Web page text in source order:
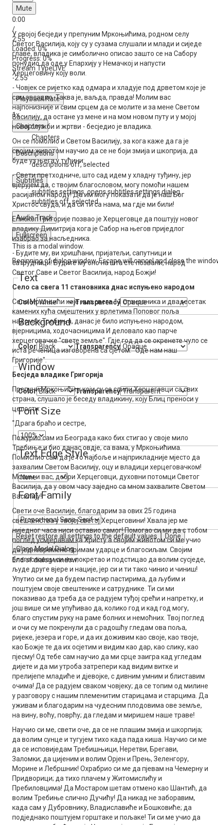
Mute
0:00
/
2:55
Loaded: 0%
Progress: 0%
Stream TypeLIVE
-2:55
Playback Rate
1x
Chapters
Chapters
Descriptions
descriptions off, selected
Subtitles
subtitles settings, opens subtitles settings dialog
subtitles off, selected
Audio Track
Fullscreen
This is a modal window.
Beginning of dialog window. Escape will cancel and close the
Text
Color Transparency
Background
Color Transparency
Window
Color Transparency
Font Size
Text Edge Style
Font Family
Resetrestore all settings to the default values
Done
Close Modal Dialog
End of dialog window.
У својој бесједи у препуним Мркоњићима, родном селу
Светог Василија, коју су у сузама слушали и млади и сиједе
главе, владика је симболично описао зашто се на Сабору
понудио да оде у Епархију у Немачкој и напусти
Херцеговину коју воли.
- Човјек се ријетко кад одмара и хладује под дрветом које је
сам засадио. Таква је, ваљда, правда! Молим вас
најпонизније и свим срцем да се молите и за мене Светом
Василију, да остане уз мене и на мом новом путу и у мојој
новој служби и жртви - бесједио је владика.
Он се помолио и Светом Василију, за кога каже да га је
својим животом научио да се не боји змија и шкоприја, да
буде уз њега у туђини:
- Свети претходниче, што сад идем у хладну туђину, јер
вјерујем да, с твојим благословом, могу помоћи нашем
расијаном народу! Да им могу показати да је наш Бог
Христос свуда, и да си ти са нама, ма гдје ми били!
Епископ Григорије позвао је Херцеговце да поштују новог
владику Димитрија кога је Сабор на његов приједлог
изабрао за насљедника.
- Будите му, ви хришћани, пријатељи, сапутници и
сатрудници! Будите му оно на шта сте позвани, народ
Светог Саве и Светог Василија, народ Божји!
Село са свега 11 становника днас испуњено народом
Село Мркоњићи које има свега 11 становника и двадесетак
камених кућа смјештених у врлетима Поповог поља
надомак Требиња, данас је било испуњено народом,
вјерницима, ходочасницима И деловало као парче
херцеговачке "свете земље". Гдје год да се окренете чуло се
иста реченица изговорена са сјетом: "Оде нам наш
Григорије".
Бесједа владике Григорија
Препуни Мркоњићи у који су се слили Херцеговци са свих
страна, слушало је беседу владикину, коју Блиц преноси у
целости:
"Драга браћо и сестре,
Пожурио сам из Београда како бих стигао у своје мило
Требиње и био данас овдје, са вама, у Мркоњићима.
Помислио сам да је то најбоље и најприкладније мјесто да
захвалим Светом Василију, оцу и владици херцеговачком!
Молим и вас, добри Херцеговци, духовни потомци Светог
Василија, да у овом часу заједно са мном захвалите Светом
Василију!
Свети оче Василије, благодарим за ових 25 година
свештенства у твојој светој Херцеговини! Хвала јер ме
ниједног часа ниси оставио самог! Помогао си ми да с тобом
поглед усмјеравам ка Христу а својим животом си ме учио
да једновремено примам ударце и благосиљам. Својим
благословом си ме покретао и подстицао да волим сусједе,
људе друге вјере и нације, јер си и ти тако чинио и чиниш!
Упутио си ме да будем пастир пастирима, да љубим и
поштујем своје свештенике и сатруднике. Ти си ми
показивао да треба да се радујем туђој срећи и напретку, и
још више си ме упућивао да, колико год и кад год могу,
благо спустим руку на раме болних и немоћних. Твој поглед
и очи су ме покренули да с радошћу гледам ова поља,
ријеке, језера и горе, и да их доживим као своје, као твоје,
као Божје те да их осјетим и видим као дар, као слику, као
пјесму! Од тебе сам научио да ми срце заигра кад угледам
дијете и да ми утроба затрепери кад видим витке и
прелијепе младиће и дјевојке, с дивним умним и блиставим
очима! Да се радујем сваком човјеку; да се топим од милине
у разговору с нашим племенитим старицама и старцима. Да
уживам и благодарим на чудесним плодовима ове земље,
на вину, воћу, поврћу; да гледам и миришем наше траве!
Научио си ме, свети оче, да се не плашим змија и шкорпија;
да волим сунце и тугујем тихо када пада киша. Научио си ме
да се исповиједам Требишњици, Неретви, Брегави,
Заломки; да цијеним и волим Орјен и Прењ, Зеленгору,
Морине и Лебршник! Охрабрио си ме да пјевам на Чемерну и
Придворици; да тихо плачем у Житомислићу и
Пребиловцима! Да Мостаром шетам отмено као Шантић, да
волим Требиње слично Дучићу! Да никад не заборавим,
када сам у Дубровнику, Владиславиће и Бошковиће; да
подједнако поштујем горштаке и пољаке! Ти си ме учио да